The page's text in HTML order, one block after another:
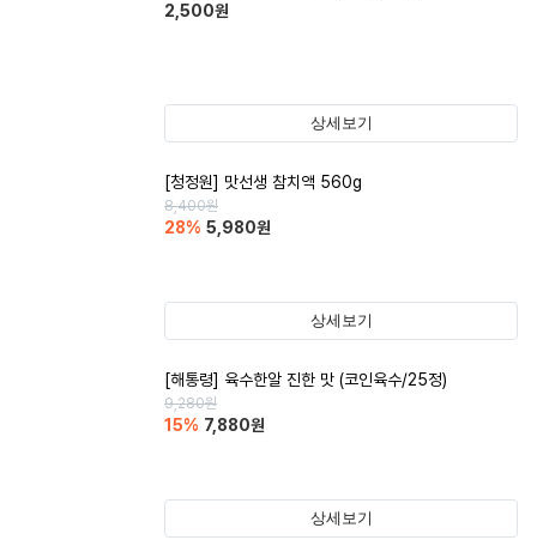
2,500원
상세보기
[청정원] 맛선생 참치액 560g
8,400원
28% 5,980원
상세보기
[해통령] 육수한알 진한 맛 (코인육수/25정)
9,280원
15% 7,880원
상세보기